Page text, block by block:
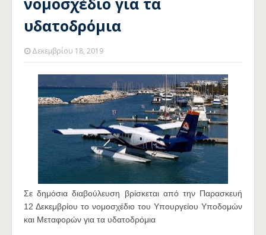
υδατοδρόμια
Δεκεμβρίου 18, 2019
Σε δημόσια διαβούλευση βρίσκεται από την Παρασκευή
12 Δεκεμβρίου το νομοσχέδιο του Υπουργείου Υποδομών
και Μεταφορών για τα υδατοδρόμια